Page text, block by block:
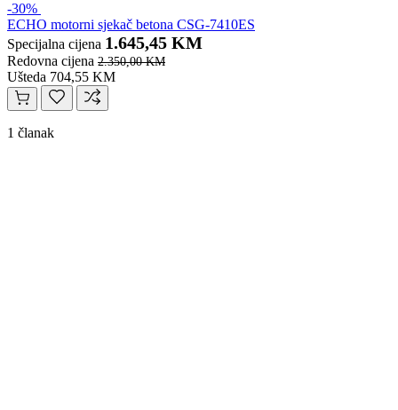
-30%
ECHO motorni sjekač betona CSG-7410ES
Specijalna cijena 1.645,45 KM
Redovna cijena 2.350,00 KM
Ušteda 704,55 KM
1 članak